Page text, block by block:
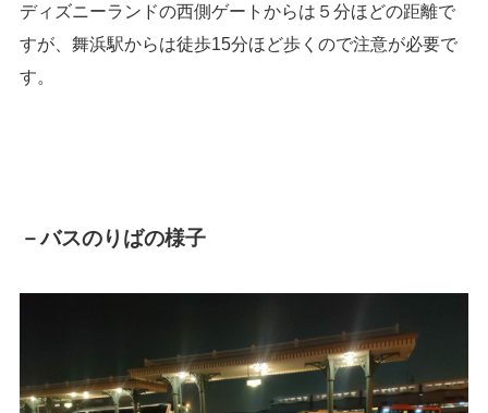
ディズニーランドの西側ゲートからは５分ほどの距離で
すが、 舞浜駅からは徒歩15分ほど歩くので注意が必要で
す。
－バスのりばの様子